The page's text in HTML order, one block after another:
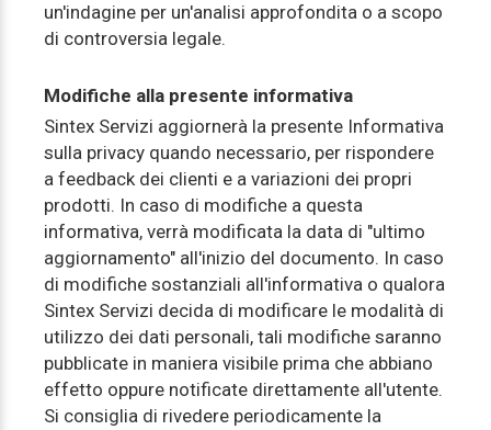
un'indagine per un'analisi approfondita o a scopo
di controversia legale.
Modifiche alla presente informativa
Sintex Servizi aggiornerà la presente Informativa
sulla privacy quando necessario, per rispondere
a feedback dei clienti e a variazioni dei propri
prodotti. In caso di modifiche a questa
informativa, verrà modificata la data di "ultimo
aggiornamento" all'inizio del documento. In caso
di modifiche sostanziali all'informativa o qualora
Sintex Servizi decida di modificare le modalità di
utilizzo dei dati personali, tali modifiche saranno
pubblicate in maniera visibile prima che abbiano
effetto oppure notificate direttamente all'utente.
Si consiglia di rivedere periodicamente la